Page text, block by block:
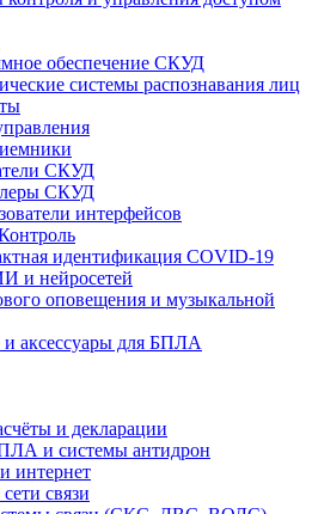
обеспечение СКУД
системы распознавания лиц
СКУД
СКУД
интерфейсов
идентификация COVID-19
и нейросетей
оповещения и музыкальной
аксессуары для БПЛА
и декларации
и системы антидрон
интернет
связи